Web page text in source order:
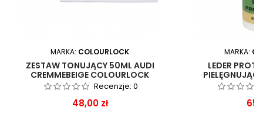
MARKA: COLOURLOCK
ZESTAW TONUJĄCY 50ML AUDI
CREMMEBEIGE COLOURLOCK
Recenzje: 0
Cena
48,00 zł
MARKA:
LEDER